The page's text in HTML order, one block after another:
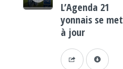
L’Agenda 21
yonnais se met
à jour